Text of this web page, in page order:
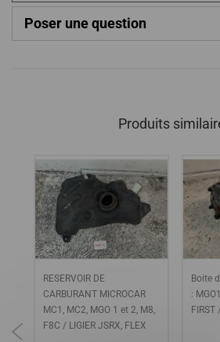
Poser une question
Produits
RESERVOIR DE
CARBURANT MICROCAR
MC1, MC2, MGO 1 et 2, M8,
F8C / LIGIER JSRX, FLEX
Boite
:
FIRST